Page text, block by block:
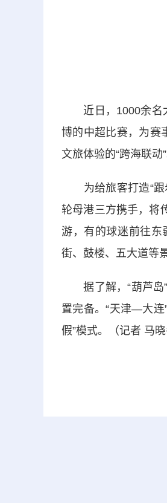
近日，1000余名大
博的中超比赛，为赛
文旅体验的“跨海联
为给旅客打造“跟
轮母港三方携手，将
游，有的球迷前往
街、鼓楼、五大道等
据了解，“葫芦岛”
置完备。“天津—大连
假”模式。（记者 马晓